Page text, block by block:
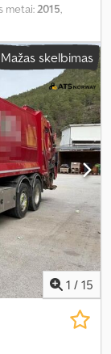
metai: 2015
Mažas skelbimas
1 / 15